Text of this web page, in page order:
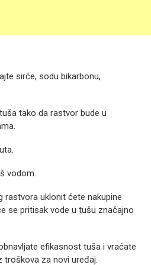
sirće, sodu bikarbonu,
tako da rastvor bude u
vodom.
rastvora uklonit ćete nakupine
se pritisak vode u tušu značajno
efikasnost tuša i vraćate
troškova za novi uređaj.